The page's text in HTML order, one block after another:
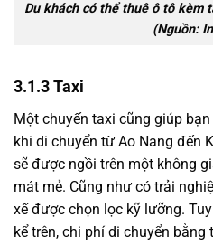
Du khách có thể thuê ô tô kèm
(Nguồn:
3.1.3 Taxi
Một chuyến taxi cũng giúp
khi di chuyển từ Ao Nang đến
sẽ được ngồi trên một không
mát mẻ. Cũng như có trải
xế được chọn lọc kỹ lưỡng.
kể trên, chi phí di chuyển